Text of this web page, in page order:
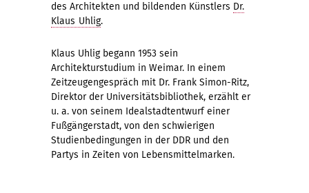
des Architekten und bildenden Künstlers Dr.
Klaus Uhlig.
Klaus Uhlig begann 1953 sein
Architekturstudium in Weimar. In einem
Zeitzeugengespräch mit Dr. Frank Simon-Ritz,
Direktor der Universitätsbibliothek, erzählt er
u. a. von seinem Idealstadtentwurf einer
Fußgängerstadt, von den schwierigen
Studienbedingungen in der DDR und den
Partys in Zeiten von Lebensmittelmarken.